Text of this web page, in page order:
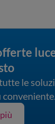
le
conveniente.